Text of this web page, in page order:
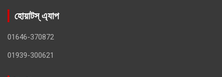
হোয়াটস্ এ্যাপ
01646-370872
01939-300621